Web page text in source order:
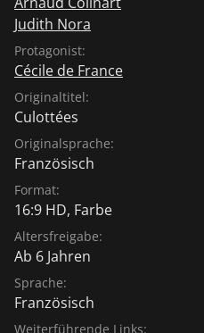
Judith Nora
Protagonist:
Cécile de France
Originaltitel:
Culottées
Originalsprache:
Französisch
Format:
16:9 HD, Farbe
Altersfreigabe:
Ab 6 Jahren
Sprache:
Französisch
Weiterführende Links: